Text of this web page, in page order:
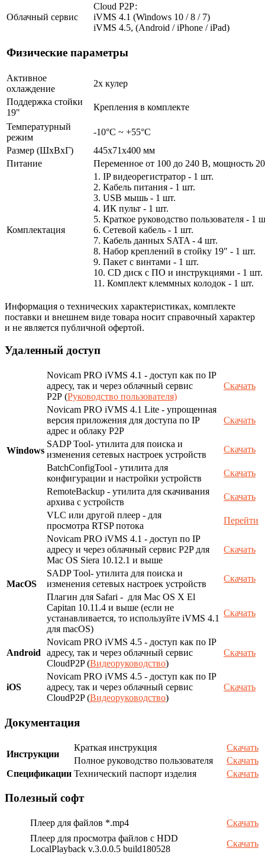
Облачный сервис
Cloud Р2Р:
iVMS 4.1 (Windows 10 / 8 / 7)
iVMS 4.5, (Android / iPhone / iPad)
Физические параметры
Активное
охлаждение
2х кулер
Поддержка стойки
19"
Крепления в комплекте
Температурный
режим
-10°C ~ +55°C
Размер (ШxВxГ)
445x71х400 мм
Питание
Переменное от 100 до 240 В, мощность
Комплектация
1. IP видеорегистратор - 1 шт.
2. Кабель питания - 1 шт.
3. USB мышь - 1 шт.
4. ИК пульт - 1 шт.
5. Краткое руководство пользователя - 1
6. Сетевой кабель - 1 шт.
7. Кабель данных SATA - 4 шт.
8. Набор креплений в стойку 19" - 1 шт.
9. Пакет с винтами - 1 шт.
10. CD диск с ПО и инструкциями - 1 шт.
11. Комплект клеммных колодок - 1 шт.
Информация о технических характеристиках, комплекте
поставки и внешнем виде товара носит справочный характер
и не является публичной офертой.
Удаленный доступ
Windows
Novicam PRO iVMS 4.1 - доступ как по IP
адресу, так и через облачный сервис
P2P (Руководство пользователя)
Скачать
Novicam PRO iVMS 4.1 Lite - упрощенная
версия приложения для доступа по IP
адрес и облаку P2P
Скачать
SADP Tool- утилита для поиска и
изменения сетевых настроек устройств
Скачать
BatchConfigTool - утилита для
конфигурации и настройки устройств
Скачать
RemoteBackup - утилита для скачивания
архива с устройств
Скачать
VLC или другой плеер - для
просмотра RTSP потока
Перейти
MacOS
Novicam PRO iVMS 4.1 - доступ по IP
адресу и через облачный сервис P2P для
Mac OS Siera 10.12.1 и выше
Скачать
SADP Tool- утилита для поиска и
изменения сетевых настроек устройств
Скачать
Плагин для Safari - для Mac OS X El
Capitan 10.11.4 и выше (если не
устанавливается, то используйте iVMS 4.1
для macOS)
Скачать
Android
Novicam PRO iVMS 4.5 - доступ как по IP
адресу, так и через облачный сервис
CloudP2P (Видеоруководство)
Скачать
iOS
Novicam PRO iVMS 4.5 - доступ как по IP
адресу, так и через облачный сервис
CloudP2P (Видеоруководство)
Скачать
Документация
Инструкции
Краткая инструкция
Скачать
Полное руководство пользователя
Скачать
Спецификации Технический паспорт изделия Скачать
Полезный софт
Плеер для файлов *.mp4
Скачать
Плеер для просмотра файлов с HDD
LocalPlayback v.3.0.0.5 build180528
Скачать